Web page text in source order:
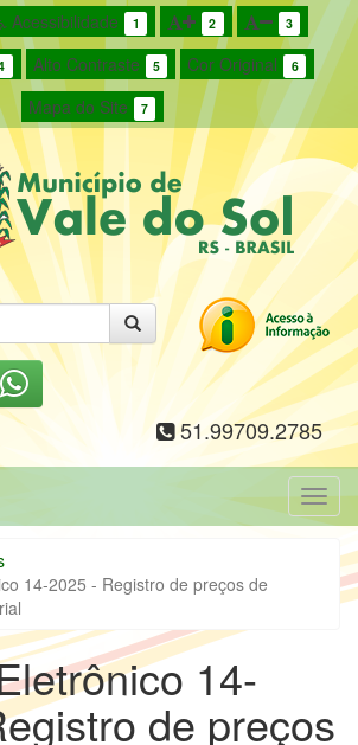
Acessibilidade 1 2 3
Alto Contraste 5 Cor Original 6
Mapa do Site 7
51.99709.2785
14-2025 - Registro de preços de
14-
de preços